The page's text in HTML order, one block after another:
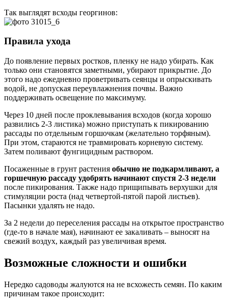
Так выглядят всходы георгинов:
Правила ухода
До появление первых ростков, пленку не надо убирать. Как
только они становятся заметными, убирают прикрытие. До
этого надо ежедневно проветривать сеянцы и опрыскивать
водой, не допуская переувлажнения почвы. Важно
поддерживать освещение по максимуму.
Через 10 дней после проклевывания всходов (когда хорошо
развились 2-3 листика) можно приступать к пикированию
рассады по отдельным горшочкам (желательно торфяным).
При этом, стараются не травмировать корневую систему.
Затем поливают фунгицидным раствором.
Посаженные в грунт растения обычно не подкармливают, а
горшечную рассаду удобрять начинают спустя 2-3 недели
после пикирования. Также надо прищипывать верхушки для
стимуляции роста (над четвертой-пятой парой листьев).
Пасынки удалять не надо.
За 2 недели до переселения рассады на открытое пространство
(где-то в начале мая), начинают ее закаливать – выносят на
свежий воздух, каждый раз увеличивая время.
Возможные сложности и ошибки
Нередко садоводы жалуются на не всхожесть семян. По каким
причинам такое происходит: